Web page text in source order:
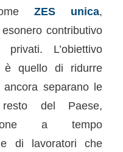
ZES unica,
contributivo
L’obiettivo
è quello di ridurre
separano le
del Paese,
a tempo
di lavoratori che